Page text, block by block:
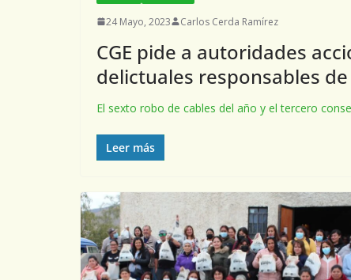
24 Mayo, 2023 Carlos Cerda Ramírez
CGE pide a autoridades
delictuales responsables
El sexto robo de cables del año y el tercero
Leer más